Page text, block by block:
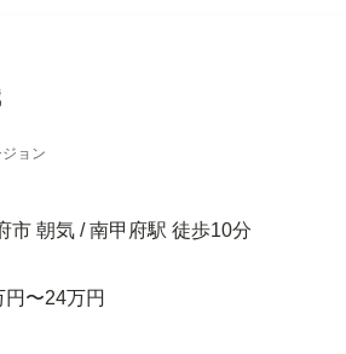
ョン
市 朝気 / 南甲府駅 徒歩10分
円〜24万円